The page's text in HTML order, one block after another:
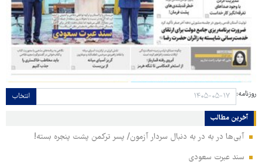
روزنامه: انتخاب
آخرین مطالب
آبی‌ها در به در به دنبال سردار آزمون/ پسر ترکمن پشت پنجره بسته!
سند عبرت سعودی